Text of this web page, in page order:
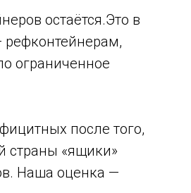
остаётся.Это в
рефконтейнерам,
ограниченное
после того,
страны «ящики»
Наша оценка —